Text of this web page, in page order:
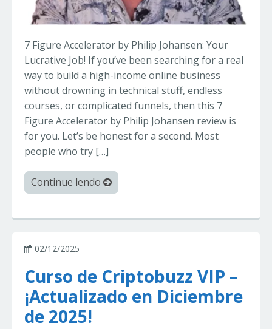
7 Figure Accelerator by Philip Johansen: Your
Lucrative Job! If you’ve been searching for a real
way to build a high-income online business
without drowning in technical stuff, endless
courses, or complicated funnels, then this 7
Figure Accelerator by Philip Johansen review is
for you. Let’s be honest for a second. Most
people who try […]
Continue lendo
02/12/2025
Curso de Criptobuzz VIP –
¡Actualizado en Diciembre
de 2025!